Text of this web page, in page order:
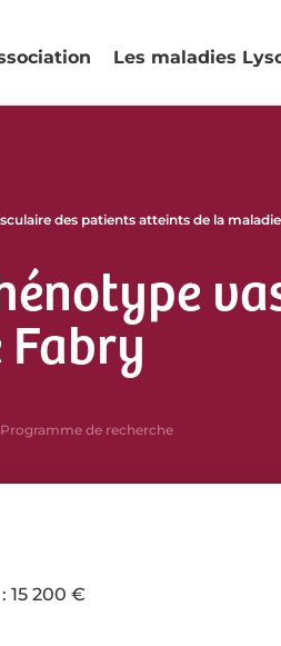
Les maladies
des patients atteints de la
Fabry
Programme de recherche
15 200 €